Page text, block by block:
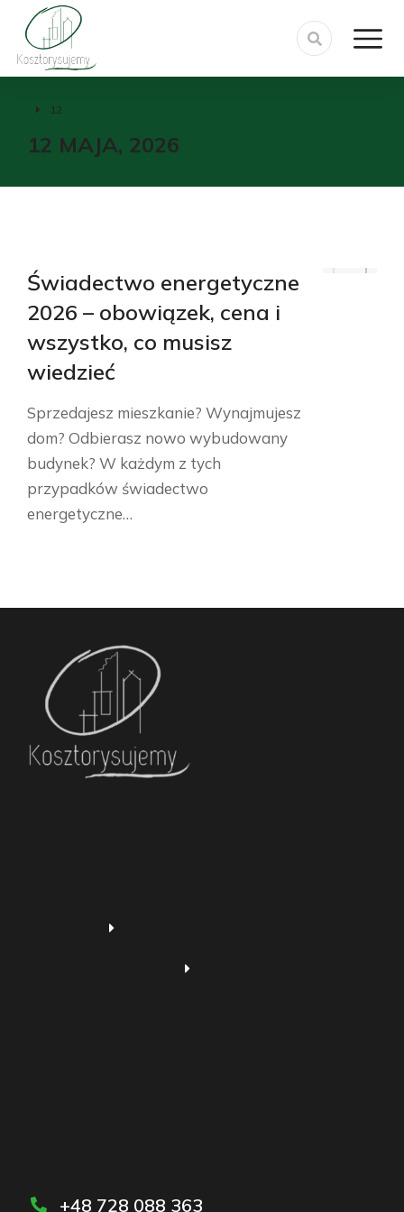
Jesteś tutaj:
12
12 MAJA, 2026
Świadectwo energetyczne
2026 – obowiązek, cena i
wszystko, co musisz
wiedzieć
Sprzedajesz mieszkanie? Wynajmujesz
dom? Odbierasz nowo wybudowany
budynek? W każdym z tych
przypadków świadectwo
energetyczne…
+48 728 088 363